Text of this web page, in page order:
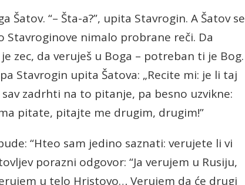
Šatov. “– Šta-a?”, upita Stavrogin. A Šatov se
Stavroginove nimalo probrane reči. Da
zec, da veruješ u Boga – potreban ti je Bog.
Stavrogin upita Šatova: „Recite mi: je li taj
sav zadrhti na to pitanje, pa besno uzvikne:
pitate, pitajte me drugim, drugim!”
“Hteo sam jedino saznati: verujete li vi
porazni odgovor: “Ja verujem u Rusiju,
u telo Hristovo… Verujem da će drugi